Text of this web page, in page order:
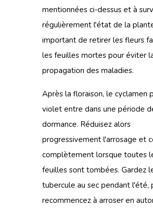
mentionnées ci-dessus et à
régulièrement l'état de la
important de retirer les fleurs
les feuilles mortes pour éviter
propagation des maladies.
Après la floraison, le cyclamen
violet entre dans une période
dormance. Réduisez alors
progressivement l'arrosage et
complètement lorsque toutes
feuilles sont tombées. Gardez
tubercule au sec pendant l'été,
recommencez à arroser en